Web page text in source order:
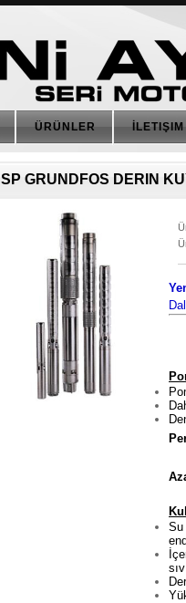
ÜRÜNLER İLETIŞIM
SP GRUNDFOS DERIN
Su